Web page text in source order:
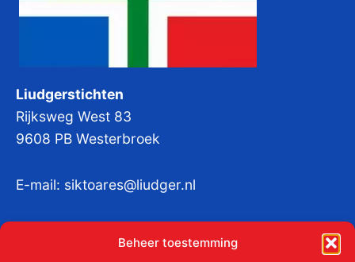
Beheer toestemming
Liudgerstichten
Rijksweg West 83
9608 PB Westerbroek
E-mail: siktoares@liudger.nl